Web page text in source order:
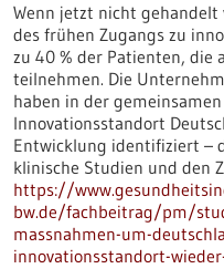
Wenn jetzt nicht
des frühen Zugangs zu
zu 40 % der Patienten,
teilnehmen. Die
haben in der
Innovationsstandort
Entwicklung identifiziert –
klinische Studien und den
https://
bw.de/fachbeitrag/pm/
massnahmen-um-
innovationsstandort-